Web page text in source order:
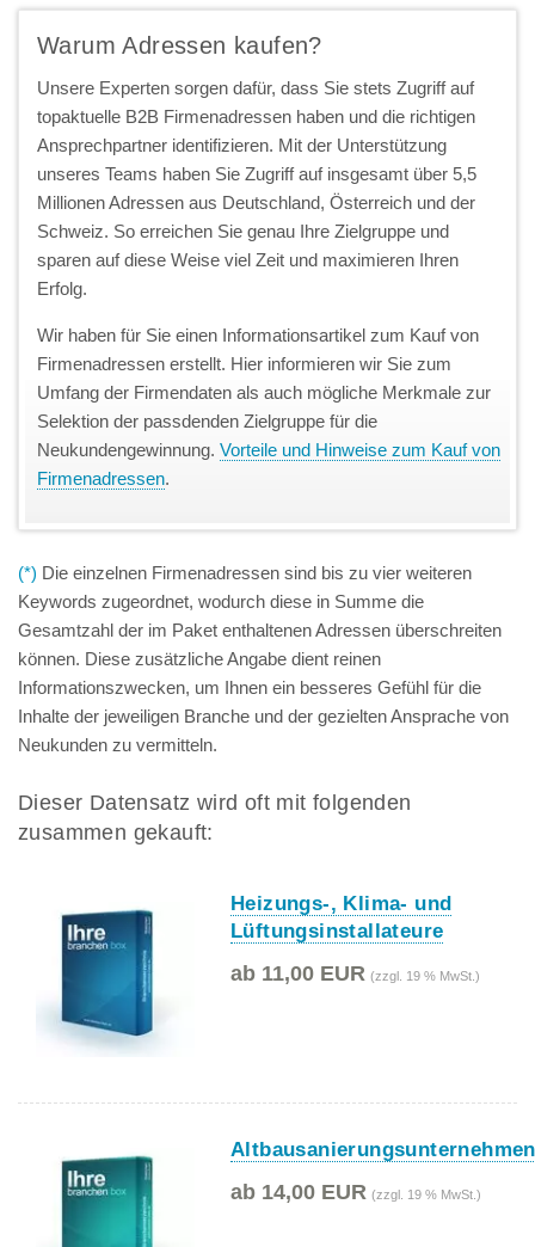
Warum Adressen kaufen?
Unsere Experten sorgen dafür, dass Sie stets Zugriff auf
topaktuelle B2B Firmenadressen haben und die richtigen
Ansprechpartner identifizieren. Mit der Unterstützung
unseres Teams haben Sie Zugriff auf insgesamt über 5,5
Millionen Adressen aus Deutschland, Österreich und der
Schweiz. So erreichen Sie genau Ihre Zielgruppe und
sparen auf diese Weise viel Zeit und maximieren Ihren
Erfolg.
Wir haben für Sie einen Informationsartikel zum Kauf von
Firmenadressen erstellt. Hier informieren wir Sie zum
Umfang der Firmendaten als auch mögliche Merkmale zur
Selektion der passdenden Zielgruppe für die
Neukundengewinnung. Vorteile und Hinweise zum Kauf von
Firmenadressen.
(*) Die einzelnen Firmenadressen sind bis zu vier weiteren
Keywords zugeordnet, wodurch diese in Summe die
Gesamtzahl der im Paket enthaltenen Adressen überschreiten
können. Diese zusätzliche Angabe dient reinen
Informationszwecken, um Ihnen ein besseres Gefühl für die
Inhalte der jeweiligen Branche und der gezielten Ansprache von
Neukunden zu vermitteln.
Dieser Datensatz wird oft mit folgenden
zusammen gekauft:
Heizungs-, Klima- und
Lüftungsinstallateure
ab 11,00 EUR (zzgl. 19 % MwSt.)
Altbausanierungsunternehmen
ab 14,00 EUR (zzgl. 19 % MwSt.)